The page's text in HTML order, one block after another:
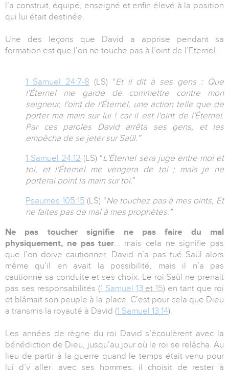
l’a construit, équipé, enseigné et enfin élevé à la position
qui lui était destinée.
Une des leçons que David a apprise pendant sa
formation est que l’on ne touche pas à l’oint de l’Eternel.
1 Samuel 24:7-8 (LS) “Et il dit à ses gens : Que
l'Éternel me garde de commettre contre mon
seigneur, l'oint de l'Éternel, une action telle que de
porter ma main sur lui ! car il est l'oint de l'Éternel.
Par ces paroles David arrêta ses gens, et les
empêcha de se jeter sur Saül.”
1 Samuel 24:12 (LS) “L'Éternel sera juge entre moi et
toi, et l'Éternel me vengera de toi ; mais je ne
porterai point la main sur toi.”
Psaumes 105:15 (LS) “Ne touchez pas à mes oints, Et
ne faites pas de mal à mes prophètes.”
Ne pas toucher signifie ne pas faire du mal
physiquement, ne pas tuer... mais cela ne signifie pas
que l’on doive cautionner. David n’a pas tué Saül alors
même qu’il en avait la possibilité, mais il n’a pas
cautionné sa conduite et ses choix. Le roi Saül ne prenait
pas ses responsabilités (1 Samuel 13 et15) en tant que roi
et blâmait son peuple à la place. C’est pour cela que Dieu
a transmis la royauté à David (1 Samuel 13:14).
Les années de règne du roi David s’écoulèrent avec la
bénédiction de Dieu, jusqu’au jour où le roi se relâcha. Au
lieu de partir à la guerre quand le temps était venu pour
lui d’y aller, avec ses hommes, il choisit de rester à